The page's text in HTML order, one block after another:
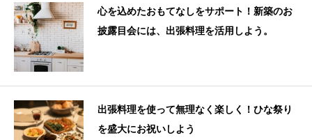
心を込めたおもてなしをサポート！新築のお
披露目会には、出張料理を活用しよう。
出張料理を使って無理なく楽しく！ひな祭り
を盛大にお祝いしよう